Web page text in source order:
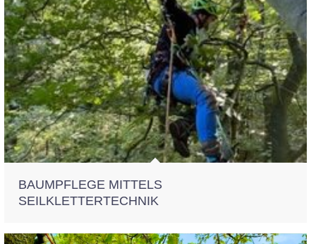
BAUMPFLEGE MITTELS
SEILKLETTERTECHNIK